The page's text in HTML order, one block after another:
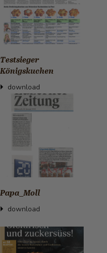
Testsieger
Königskuchen
download
Papa_Moll
download